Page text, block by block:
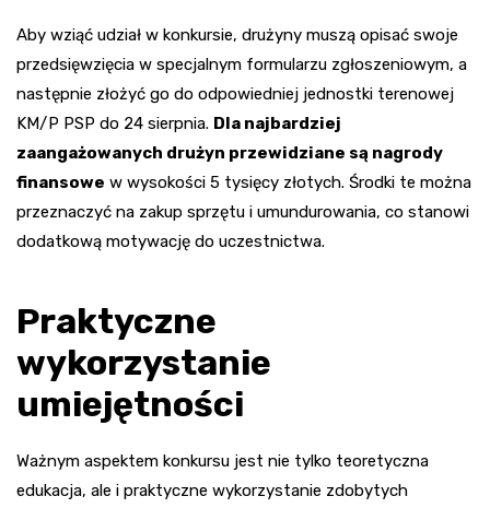
Aby wziąć udział w konkursie, drużyny muszą opisać swoje
przedsięwzięcia w specjalnym formularzu zgłoszeniowym, a
następnie złożyć go do odpowiedniej jednostki terenowej
KM/P PSP do 24 sierpnia. Dla najbardziej
zaangażowanych drużyn przewidziane są nagrody
finansowe w wysokości 5 tysięcy złotych. Środki te można
przeznaczyć na zakup sprzętu i umundurowania, co stanowi
dodatkową motywację do uczestnictwa.
Praktyczne
wykorzystanie
umiejętności
Ważnym aspektem konkursu jest nie tylko teoretyczna
edukacja, ale i praktyczne wykorzystanie zdobytych